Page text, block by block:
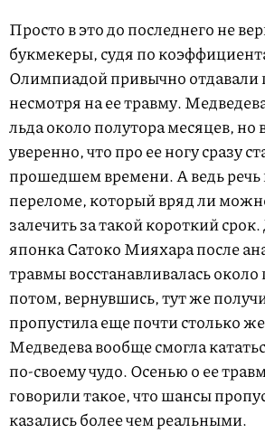
Просто в это до последнего не
букмекеры, судя по
Олимпиадой привычно
несмотря на ее травму.
льда около полутора месяцев, но
уверенно, что про ее ногу сразу
прошедшем времени. А ведь речь
переломе, который вряд ли
залечить за такой короткий
японка Сатоко Мияхара после
травмы восстанавливалась около
потом, вернувшись, тут же
пропустила еще почти столько
Медведева вообще смогла
по-своему чудо. Осенью о ее
говорили такое, что шансы
казались более чем реальными.